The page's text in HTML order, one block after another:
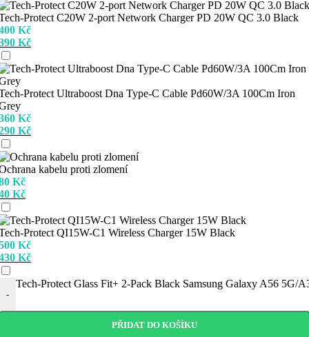
Protect C20W 2-port Network Charger PD 20W QC 3.0 Black
Kč
Kč
Protect Ultraboost Dna Type-C Cable Pd60W/3A 100Cm Iron
Kč
Kč
kabelu proti zlomení
Kč
Kč
Protect QI15W-C1 Wireless Charger 15W Black
Kč
Kč
-
Tech-Protect Glass Fit+ 2-Pack Black Samsung Galaxy A56 5G/
PŘIDAT DO KOŠÍKU